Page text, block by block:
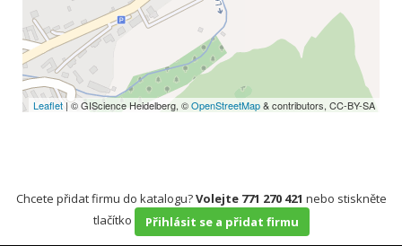
Leaflet| © GIScience Heidelberg, ©OpenStreetMap& contributors, CC-BY-SA
Chcete přidat firmu do katalogu?Volejte 771 270 421 nebo stiskněte
tlačítko
Přihlásit se a přidat firmu